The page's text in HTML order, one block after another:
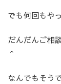
でも何回もや
だんだんご相
＾
なんでもそう